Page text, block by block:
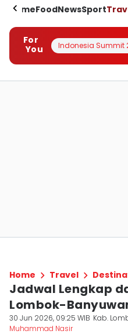
HomeFoodNewsSport
For
You
Indonesia Summit
Home Travel
Jadwal Lengkap
Lombok-
30 Jun 2026, 09:25 WIB Kab.
Muhammad Nasir